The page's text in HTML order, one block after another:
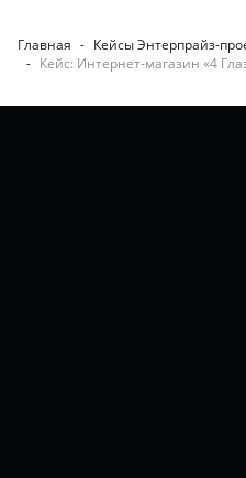
Главная - Кейсы Энтерпрайз-
- Кейс: Интернет-магазин «4